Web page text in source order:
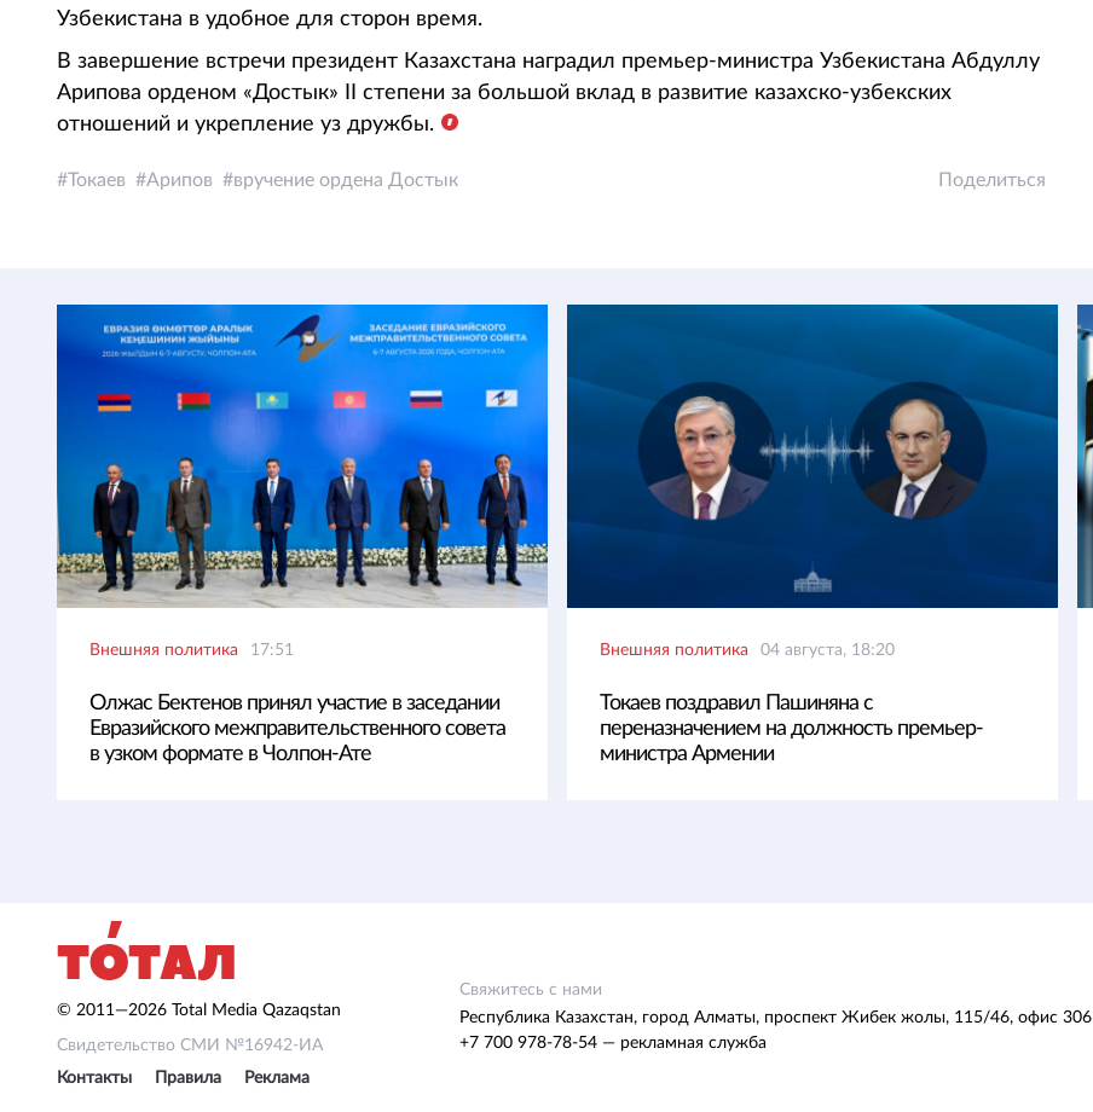
Узбекистана в удобное для сторон время.
В завершение встречи президент Казахстана наградил премьер-министра Узбекистана Абдуллу
Арипова орденом «Достык» II степени за большой вклад в развитие казахско-узбекских
отношений и укрепление уз дружбы.
Токаев Арипов вручение ордена Достык Поделиться
Внешняя политика 17:51
Олжас Бектенов принял участие в заседании
Евразийского межправительственного совета
в узком формате в Чолпон-Ате
Внешняя политика 04 августа, 18:20
Токаев поздравил Пашиняна с
переназначением на должность премьер-
министра Армении
© 2011—2026 Total Media Qazaqstan
Свидетельство СМИ №16942-ИА
Контакты
Правила Реклама
Свяжитесь с нами
Республика Казахстан, город Алматы, проспект Жибек жолы, 115/46, офис 306
+7 700 978-78-54 — рекламная служба